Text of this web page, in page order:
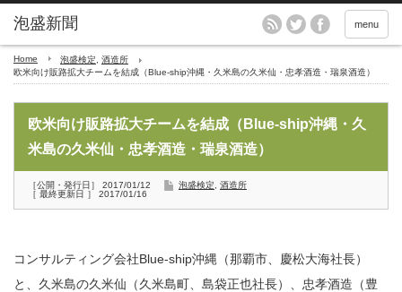
menu
Home 泡盛検定
酒造所
欧米向け販路拡大チームを結成（Blue-ship沖縄・久米島の久米仙・忠孝酒造・瑞泉酒造）
欧米向け販路拡大チームを結成（Blue-ship沖縄・久
米島の久米仙・忠孝酒造・瑞泉酒造）
［公開・発行日］ 2017/01/12
［ 最終更新日 ］ 2017/01/16
泡盛検定 酒造所
コンサルティング会社Blue-ship沖縄（那覇市、慶松大海社長）
と、久米島の久米仙（久米島町、島袋正也社長）、忠孝酒造（豊